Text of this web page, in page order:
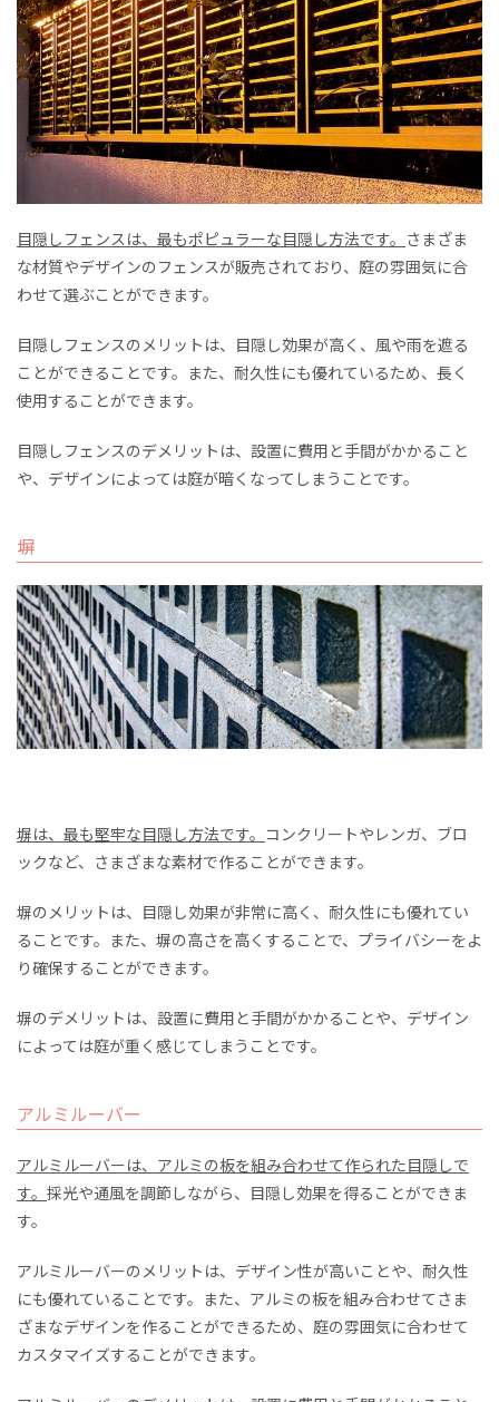
目隠しフェンスは、最もポピュラーな目隠し方法です。 さまざま
な材質やデザインのフェンスが販売されており、庭の雰囲気に合
わせて選ぶことができます。
目隠しフェンスのメリットは、目隠し効果が高く、風や雨を遮る
ことができることです。また、耐久性にも優れているため、長く
使用することができます。
目隠しフェンスのデメリットは、設置に費用と手間がかかること
や、デザインによっては庭が暗くなってしまうことです。
塀
塀は、最も堅牢な目隠し方法です。 コンクリートやレンガ、ブロ
ックなど、さまざまな素材で作ることができます。
塀のメリットは、目隠し効果が非常に高く、耐久性にも優れてい
ることです。また、塀の高さを高くすることで、プライバシーをよ
り確保することができます。
塀のデメリットは、設置に費用と手間がかかることや、デザイン
によっては庭が重く感じてしまうことです。
アルミルーバー
アルミルーバーは、アルミの板を組み合わせて作られた目隠しで
す。 採光や通風を調節しながら、目隠し効果を得ることができま
す。
アルミルーバーのメリットは、デザイン性が高いことや、耐久性
にも優れていることです。また、アルミの板を組み合わせてさま
ざまなデザインを作ることができるため、庭の雰囲気に合わせて
カスタマイズすることができます。